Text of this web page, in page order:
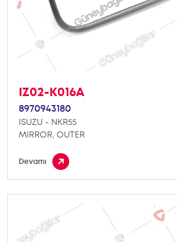
IZ02-K016A
8970943180
ISUZU - NKR55
MIRROR, OUTER
Devamı